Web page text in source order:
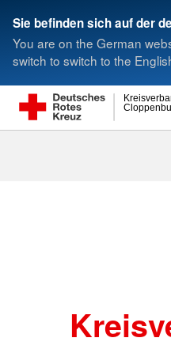
Sie befinden sich auf der
You are on the German
switch to switch to the